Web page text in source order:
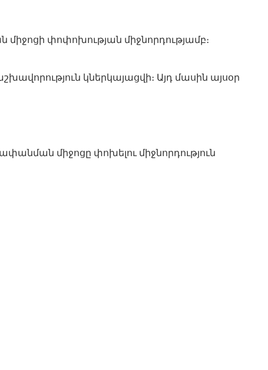
փոփոխության միջնորդությամբ։
կներկայացվի։ Այդ մասին այսօր
միջոցը փոխելու միջնորդություն